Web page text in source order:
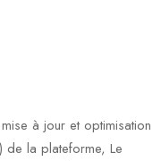
à jour et optimisation
de la plateforme, Le